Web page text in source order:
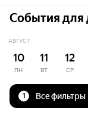
События для
АВГУСТ
10
ПН
11
ВТ
12
СР
1 Все фильтры